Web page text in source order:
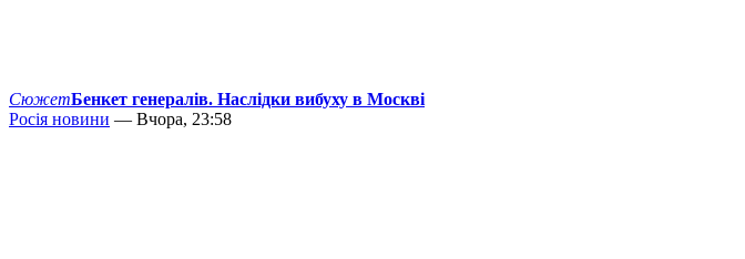
СюжетБенкет генералів. Наслідки вибуху в Москві
Росія новини — Вчора, 23:58